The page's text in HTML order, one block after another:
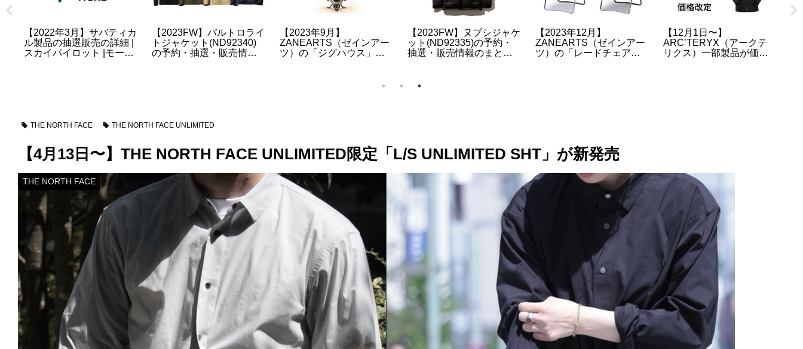
【USヌプシ】海外モデル
の1996 Retro Nuptse
Jacketの購入は偽物の心
【2023FW】海外モデルの
デナリジャケットにポー
ラテック復刻モデルが今
【2023年11月】
ZANEARTS（ゼインアー
ツ）の「トードテーブ
【2023年3月】ゴールゼロ
の「ライトハウスマイク
ロ・フラッシュ」再販・
【ARC’TERYX】アーク
テリクス正規取扱店・販
売店のオンラインストア
【偽物検証】USヌプシ
「1996 Retro Nuptse
Jacket」のスーパーコピ
THE NORTH FACE THE NORTH FACE UNLIMITED
【4月13日〜】THE NORTH FACE UNLIMITED限定「L/S UNLIMITED SHT」が新発売
THE NORTH FACE